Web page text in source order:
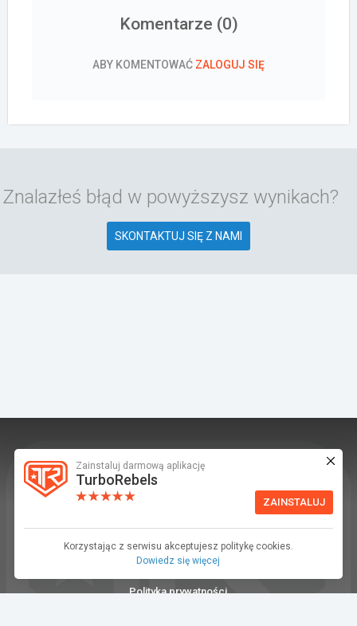
Zainstaluj darmową aplikację
TurboRebels
ZAINSTALUJ
Korzystając z serwisu akceptujesz politykę cookies.
Dowiedz się więcej
Komentarze (0)
ABY KOMENTOWAĆ ZALOGUJ SIĘ
Znalazłeś błąd w powyższysz wynikach?
SKONTAKTUJ SIĘ Z NAMI
TurboRebels to platforma społecznościowa i
aplikacja mobilna dla fanów motoryzacji.
Regulamin
Polityka prywatności